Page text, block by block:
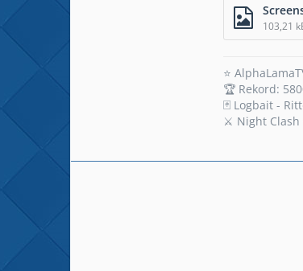
103,21
⭐
🏆 Rekord:
🃏 Logbait -
⚔️ Night Clash